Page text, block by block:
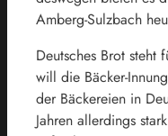
Amberg-Sulzbach
Deutsches Brot
will die Bäcker-
der Bäckereien in
Jahren allerdings